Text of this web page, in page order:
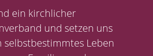
ein kirchlicher
und setzen uns
selbstbestimmtes Leben